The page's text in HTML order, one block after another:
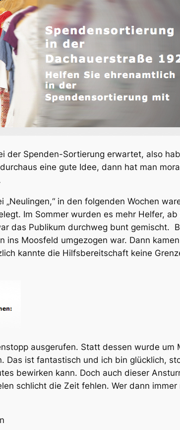
der Spenden-Sortierung erwartet, also
eine gute Idee, dann hat man
in den folgenden Wochen
Im Sommer wurden es mehr Helfer,
das Publikum durchweg bunt gemischt.
ins Moosfeld umgezogen war. Dann
kannte die Hilfsbereitschaft keine
ausgerufen. Statt dessen wurde
Das ist fantastisch und ich bin glücklich,
bewirken kann. Doch auch dieser
schlicht die Zeit fehlen. Wer dann